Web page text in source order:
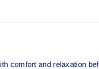
comfort and relaxation